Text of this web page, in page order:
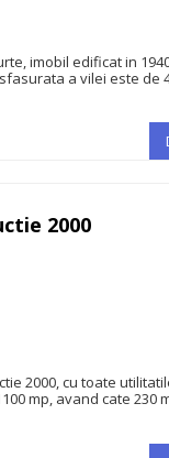
imobil edificat in
a vilei este de
2000
2000, cu toate
mp, avand cate 230